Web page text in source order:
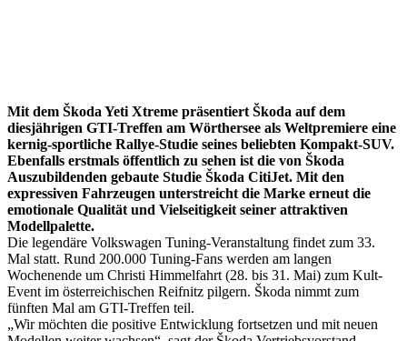
Mit dem Škoda Yeti Xtreme präsentiert Škoda auf dem
diesjährigen GTI-Treffen am Wörthersee als Weltpremiere eine
kernig-sportliche Rallye-Studie seines beliebten Kompakt-SUV.
Ebenfalls erstmals öffentlich zu sehen ist die von Škoda
Auszubildenden gebaute Studie Škoda CitiJet. Mit den
expressiven Fahrzeugen unterstreicht die Marke erneut die
emotionale Qualität und Vielseitigkeit seiner attraktiven
Modellpalette.
Die legendäre Volkswagen Tuning-Veranstaltung findet zum 33.
Mal statt. Rund 200.000 Tuning-Fans werden am langen
Wochenende um Christi Himmelfahrt (28. bis 31. Mai) zum Kult-
Event im österreichischen Reifnitz pilgern. Škoda nimmt zum
fünften Mal am GTI-Treffen teil.
„Wir möchten die positive Entwicklung fortsetzen und mit neuen